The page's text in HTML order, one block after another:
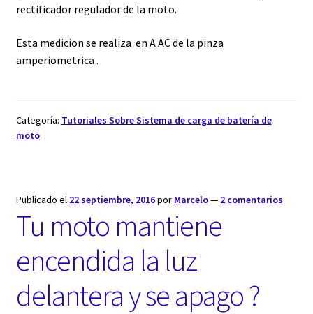
rectificador regulador de la moto.
Esta medicion se realiza en A AC de la pinza
amperiometrica .
Categoría: Tutoriales Sobre Sistema de carga de batería de
moto
Publicado el 22 septiembre, 2016por Marcelo— 2 comentarios
Tu moto mantiene
encendida la luz
delantera y se apago ?